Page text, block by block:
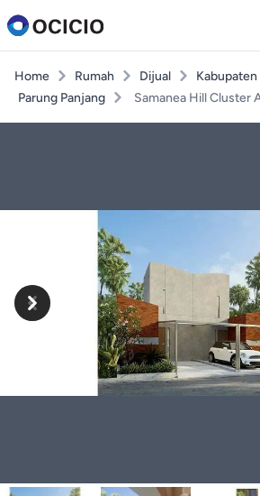
Home Rumah Dijual
Parung Panjang
Samanea Hill Cluster
Previous
Next